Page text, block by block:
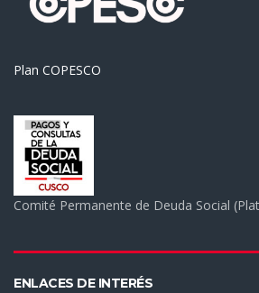
Plan COPESCO
Comité Permanente de Deuda Social
ENLACES DE INTERÉS